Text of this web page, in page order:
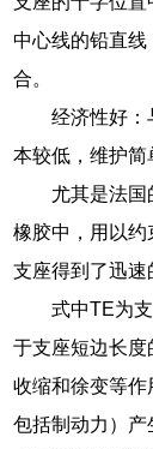
中心线的铅直
合。
经济性好：
本较低，维护简
尤其是法国
橡胶中，用以
支座得到了迅速
式中TE为
于支座短边长
收缩和徐变等作
包括制动力）